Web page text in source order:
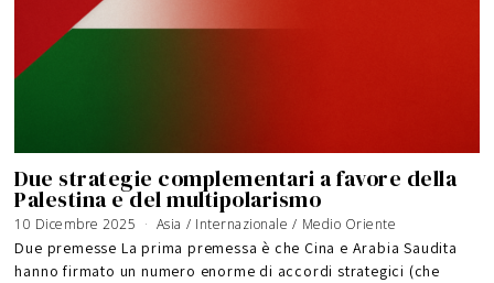
Due strategie complementari a favore della
Palestina e del multipolarismo
10 Dicembre 2025
g
o
Asia / Internazionale / Medio Oriente
Due premesse La prima premessa è che Cina e Arabia Saudita
hanno firmato un numero enorme di accordi strategici (che